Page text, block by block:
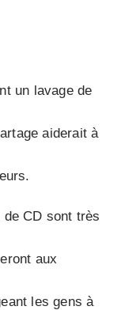
un lavage de
aiderait à
CD sont très
aux
les gens à